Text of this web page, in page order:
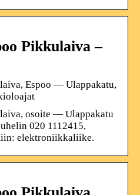
Pikkulaiva –
Espoo — Ulappakatu,
osoite — Ulappakatu
020 1112415,
elektroniikkaliike.